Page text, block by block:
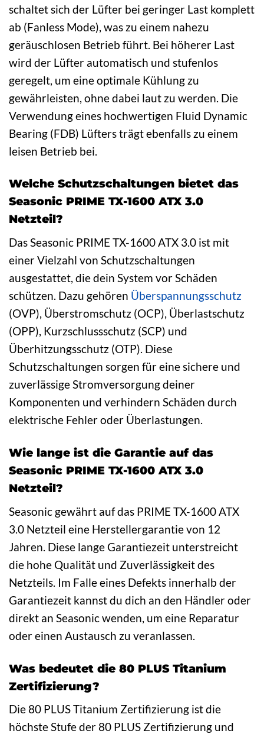
schaltet sich der Lüfter bei geringer Last komplett
ab (Fanless Mode), was zu einem nahezu
geräuschlosen Betrieb führt. Bei höherer Last
wird der Lüfter automatisch und stufenlos
geregelt, um eine optimale Kühlung zu
gewährleisten, ohne dabei laut zu werden. Die
Verwendung eines hochwertigen Fluid Dynamic
Bearing (FDB) Lüfters trägt ebenfalls zu einem
leisen Betrieb bei.
Welche Schutzschaltungen bietet das
Seasonic PRIME TX-1600 ATX 3.0
Netzteil?
Das Seasonic PRIME TX-1600 ATX 3.0 ist mit
einer Vielzahl von Schutzschaltungen
ausgestattet, die dein System vor Schäden
schützen. Dazu gehören Überspannungsschutz
(OVP), Überstromschutz (OCP), Überlastschutz
(OPP), Kurzschlussschutz (SCP) und
Überhitzungsschutz (OTP). Diese
Schutzschaltungen sorgen für eine sichere und
zuverlässige Stromversorgung deiner
Komponenten und verhindern Schäden durch
elektrische Fehler oder Überlastungen.
Wie lange ist die Garantie auf das
Seasonic PRIME TX-1600 ATX 3.0
Netzteil?
Seasonic gewährt auf das PRIME TX-1600 ATX
3.0 Netzteil eine Herstellergarantie von 12
Jahren. Diese lange Garantiezeit unterstreicht
die hohe Qualität und Zuverlässigkeit des
Netzteils. Im Falle eines Defekts innerhalb der
Garantiezeit kannst du dich an den Händler oder
direkt an Seasonic wenden, um eine Reparatur
oder einen Austausch zu veranlassen.
Was bedeutet die 80 PLUS Titanium
Zertifizierung?
Die 80 PLUS Titanium Zertifizierung ist die
höchste Stufe der 80 PLUS Zertifizierung und